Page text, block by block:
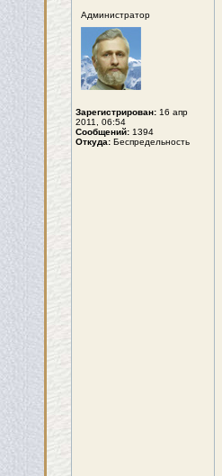
Администратор
Зарегистрирован: 16 апр
2011, 06:54
Сообщений: 1394
Откуда: Беспредельность